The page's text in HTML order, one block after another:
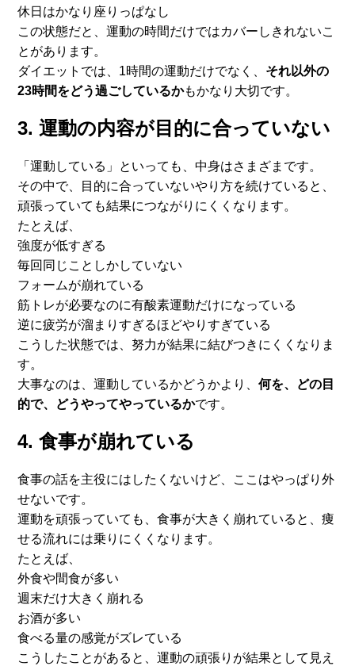
休日はかなり座りっぱなし
この状態だと、運動の時間だけではカバーしきれないこ
とがあります。
ダイエットでは、1時間の運動だけでなく、 それ以外の
23時間をどう過ごしているかもかなり大切です。
3. 運動の内容が目的に合っていない
「運動している」といっても、中身はさまざまです。
その中で、目的に合っていないやり方を続けていると、
頑張っていても結果につながりにくくなります。
たとえば、
強度が低すぎる
毎回同じことしかしていない
フォームが崩れている
筋トレが必要なのに有酸素運動だけになっている
逆に疲労が溜まりすぎるほどやりすぎている
こうした状態では、努力が結果に結びつきにくくなりま
す。
大事なのは、運動しているかどうかより、何を、どの目
的で、 どうやってやっているかです。
4. 食事が崩れている
食事の話を主役にはしたくないけど、 ここはやっぱり外
せないです。
運動を頑張っていても、食事が大きく崩れていると、痩
せる流れには乗りにくくなります。
たとえば、
外食や間食が多い
週末だけ大きく崩れる
お酒が多い
食べる量の感覚がズレている
こうしたことがあると、運動の頑張りが結果として見え